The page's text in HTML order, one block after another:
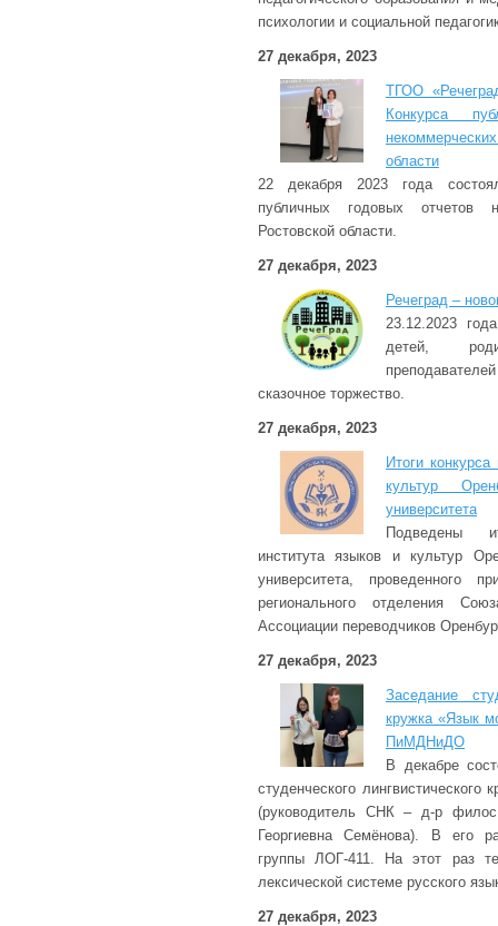
психологии и социальной
27 декабря, 2023
ТГОО
Конкурса
области
22 декабря 2023 года
публичных годовых отчетов
Ростовской области.
27 декабря, 2023
Речеград –
23.12.2023
детей,
сказочное торжество.
27 декабря, 2023
Итоги
культур
университета
Подведены
института языков и культур
университета, проведенного
регионального отделения
Ассоциации переводчиков
27 декабря, 2023
Заседание
кружка «Язык
ПиМДНиДО
В декабре
студенческого
(руководитель СНК – д-р
Георгиевна Семёнова). В его
группы ЛОГ-411. На этот раз
лексической системе русского
27 декабря, 2023